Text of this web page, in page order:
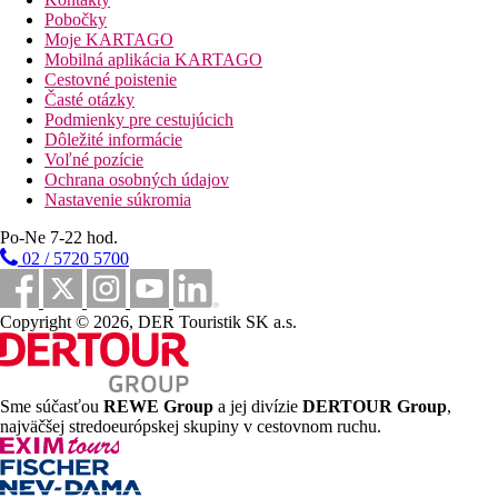
Ďalšie informácie:
Jazyky: angličtina. Kreditné karty: Visa.
Vzdialenosti
10 km
Vzdialenosť k pláži
14 km
Vzdialenosť od najbližšieho letiska
1 km
Turistické centrum
10 km
Golfové ihrisko
Pláž
Plážová dovolenka
bazény
Pobočky
Moje KARTAGO
Mobilná aplikácia KARTAGO
Cestovné poistenie
Časté otázky
Podmienky pre cestujúcich
Dôležité informácie
Voľné pozície
Ochrana osobných údajov
Nastavenie súkromia
Po-Ne 7-22 hod.
02 / 5720 5700
Copyright © 2026, DER Touristik SK a.s.
Sme súčasťou REWE Group a jej divízie DERTOUR Group,
najväčšej stredoeurópskej skupiny v cestovnom ruchu.